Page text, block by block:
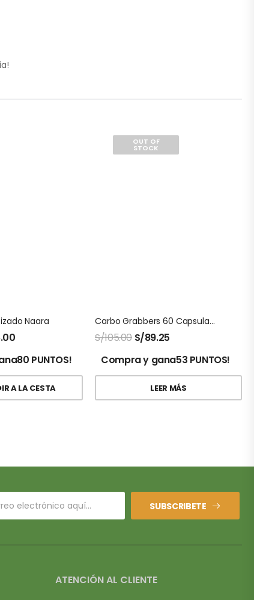
Naara
PUNTOS!
A LA CESTA
OUT OF
STOCK
Carbo Grabbers 60 Capsulas Natures Sunshine
S/105.00 S/89.25
Compra y gana53 PUNTOS!
LEER MÁS
SUBSCRIBETE
ATENCIÓN AL CLIENTE